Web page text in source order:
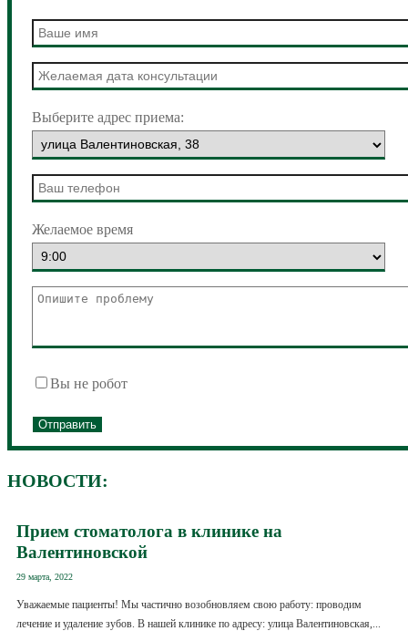
Выберите адрес приема:
Желаемое время
Вы не робот
НОВОСТИ:
Прием стоматолога в клинике на
Валентиновской
29 марта, 2022
Уважаемые пациенты! Мы частично возобновляем свою работу: проводим
лечение и удаление зубов. В нашей клинике по адресу: улица Валентиновская,...